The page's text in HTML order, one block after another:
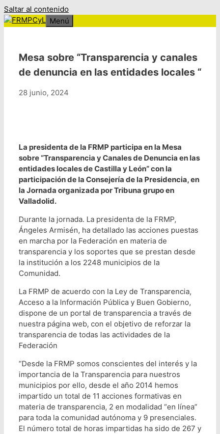
Saltar al contenido
Menú
Mesa sobre “Transparencia y canales
de denuncia en las entidades locales “
28 junio, 2024
La presidenta de la FRMP participa en la Mesa
sobre “Transparencia y Canales de Denuncia en las
entidades locales de Castilla y León” con la
participación de la Consejería de la Presidencia, en
la Jornada organizada por Tribuna grupo en
Valladolid.
Durante la jornada. La presidenta de la FRMP,
Ángeles Armisén, ha detallado las acciones puestas
en marcha por la Federación en materia de
transparencia y los soportes que se prestan desde
la institución a los 2248 municipios de la
Comunidad.
La FRMP de acuerdo con la Ley de Transparencia,
Acceso a la Información Pública y Buen Gobierno,
dispone de un portal de transparencia a través de
nuestra página web, con el objetivo de reforzar la
transparencia de todas las actividades de la
Federación
“Desde la FRMP somos conscientes del interés y la
importancia de la Transparencia para nuestros
municipios por ello, desde el año 2014 hemos
impartido un total de 11 acciones formativas en
materia de transparencia, 2 en modalidad “en línea”
para toda la comunidad autónoma y 9 presenciales.
El número total de horas impartidas ha sido de 267 y